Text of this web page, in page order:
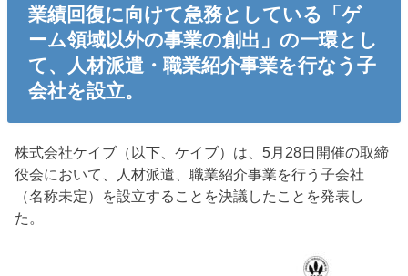
業績回復に向けて急務としている「ゲ
ーム領域以外の事業の創出」の一環とし
て、人材派遣・職業紹介事業を行なう子
会社を設立。
株式会社ケイブ（以下、ケイブ）は、5月28日開催の取締
役会において、人材派遣、職業紹介事業を行う子会社
（名称未定）を設立することを決議したことを発表し
た。